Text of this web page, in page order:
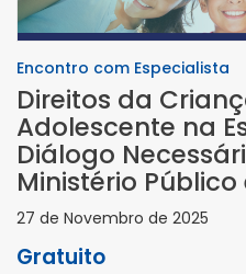
Encontro com Especialista
Direitos da
Adolescente na
Diálogo
Ministério
27 de Novembro de 2025
Gratuito